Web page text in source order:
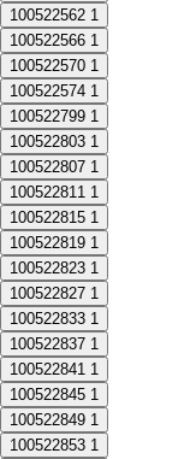
100522562 1
100522566 1
100522570 1
100522574 1
100522799 1
100522803 1
100522807 1
100522811 1
100522815 1
100522819 1
100522823 1
100522827 1
100522833 1
100522837 1
100522841 1
100522845 1
100522849 1
100522853 1